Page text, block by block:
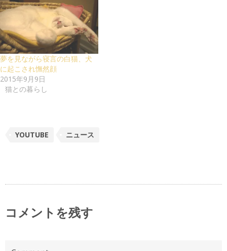
夢を見ながら寝言の白猫、犬
に起こされ憮然顔
2015年9月9日
猫との暮らし
YOUTUBE ニュース
コメントを残す